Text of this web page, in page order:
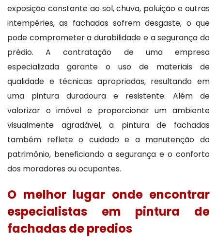
exposição constante ao sol, chuva, poluição e outras
intempéries, as fachadas sofrem desgaste, o que
pode comprometer a durabilidade e a segurança do
prédio. A contratação de uma empresa
especializada garante o uso de materiais de
qualidade e técnicas apropriadas, resultando em
uma pintura duradoura e resistente. Além de
valorizar o imóvel e proporcionar um ambiente
visualmente agradável, a pintura de fachadas
também reflete o cuidado e a manutenção do
patrimônio, beneficiando a segurança e o conforto
dos moradores ou ocupantes.
O melhor lugar onde encontrar
especialistas em pintura de
fachadas de predios